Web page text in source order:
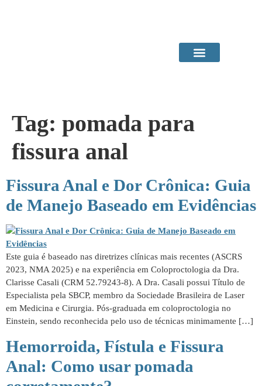
Tag: pomada para
fissura anal
Fissura Anal e Dor Crônica: Guia
de Manejo Baseado em Evidências
Este guia é baseado nas diretrizes clínicas mais recentes (ASCRS
2023, NMA 2025) e na experiência em Coloproctologia da Dra.
Clarisse Casali (CRM 52.79243-8). A Dra. Casali possui Título de
Especialista pela SBCP, membro da Sociedade Brasileira de Laser
em Medicina e Cirurgia. Pós-graduada em coloproctologia no
Einstein, sendo reconhecida pelo uso de técnicas minimamente […]
Hemorroida, Fístula e Fissura
Anal: Como usar pomada